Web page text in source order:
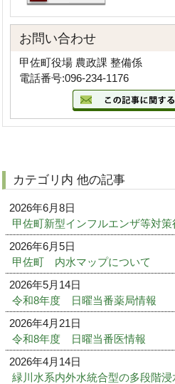
お問い合わせ
甲佐町役場 農政課 整備係
電話番号:096-234-1176
カテゴリ内 他の記事
2026年6月8日
甲佐町新型インフルエンザ等対
2026年6月5日
甲佐町 内水マップについて
2026年5月14日
令和8年度 日曜当番薬局情報
2026年4月21日
令和8年度 日曜当番医情報
2026年4月14日
緑川水系内外水統合型の多段階